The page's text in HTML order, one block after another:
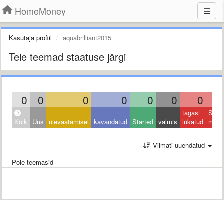
HomeMoney
Kasutaja profiil aquabrilliant2015
Teie teemad staatuse järgi
0 0 0 0 0 0 0
Kõik Uus ülevaatamisel kavandatud Started valmis
tagasi
lükatud muu
Viimati uuendatud
Pole teemasid